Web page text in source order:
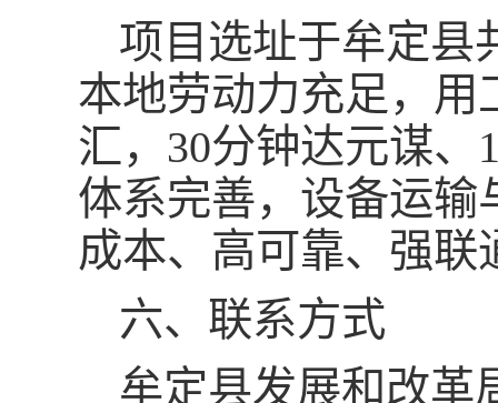
项目选址于牟定县
本地劳动力充足，用
汇，30分钟达元谋
体系完善，设备运输
成本、高可靠、强
六、联系方式
牟定县发展和改革